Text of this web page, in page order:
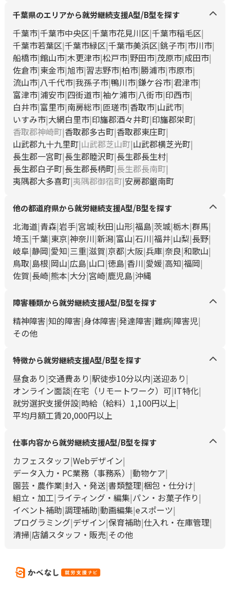
千葉県のエリアから就労継続支援A型/B型を探す
千葉市 千葉市中央区 千葉市花見川区 千葉市稲毛区
千葉市若葉区 千葉市緑区 千葉市美浜区 銚子市 市川市
船橋市 館山市 木更津市 松戸市 野田市 茂原市 成田市
佐倉市 東金市 旭市 習志野市 柏市 勝浦市 市原市
流山市 八千代市 我孫子市 鴨川市 鎌ケ谷市 君津市
富津市 浦安市 四街道市 袖ケ浦市 八街市 印西市
白井市 富里市 南房総市 匝瑳市 香取市 山武市
いすみ市 大網白里市 印旛郡酒々井町 印旛郡栄町
香取郡神崎町 香取郡多古町 香取郡東庄町
山武郡九十九里町 山武郡芝山町 山武郡横芝光町
長生郡一宮町 長生郡睦沢町 長生郡長生村
長生郡白子町 長生郡長柄町 長生郡長南町
夷隅郡大多喜町 夷隅郡御宿町 安房郡鋸南町
他の都道府県から就労継続支援A型/B型を探す
北海道 青森 岩手 宮城 秋田 山形 福島 茨城 栃木 群馬
埼玉 千葉 東京 神奈川 新潟 富山 石川 福井 山梨 長野
岐阜 静岡 愛知 三重 滋賀 京都 大阪 兵庫 奈良 和歌山
鳥取 島根 岡山 広島 山口 徳島 香川 愛媛 高知 福岡
佐賀 長崎 熊本 大分 宮崎 鹿児島 沖縄
障害種類から就労継続支援A型/B型を探す
精神障害 知的障害 身体障害 発達障害 難病 障害児
その他
特徴から就労継続支援A型/B型を探す
昼食あり 交通費あり 駅徒歩10分以内 送迎あり
オンライン面談 在宅（リモートワーク）可 IT特化
就労選択支援併設 時給（給料）1,100円以上
平均月額工賃20,000円以上
仕事内容から就労継続支援A型/B型を探す
カフェスタッフ Webデザイン
データ入力・PC業務（事務系）
動物ケア
園芸・農作業 封入・発送 書類整理 梱包・仕分け
組立・加工 ライティング・編集 パン・お菓子作り
イベント補助 調理補助 動画編集 eスポーツ
プログラミング デザイン 保育補助 仕入れ・在庫管理
清掃 店舗スタッフ・販売 その他